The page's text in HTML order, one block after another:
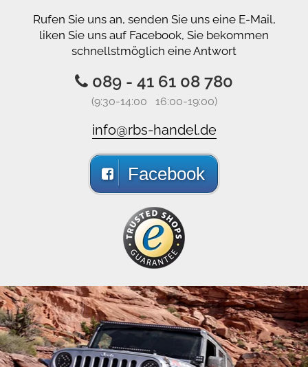
Rufen Sie uns an, senden Sie uns eine E-Mail,
liken Sie uns auf Facebook, Sie bekommen
schnellstmöglich eine Antwort
089 - 41 61 08 780
(9:30-14:00 16:00-19:00)
info@rbs-handel.de
Facebook